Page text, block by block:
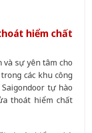
hiểm chất
sự yên tâm cho
các khu công
tự hào
thoát hiểm chất